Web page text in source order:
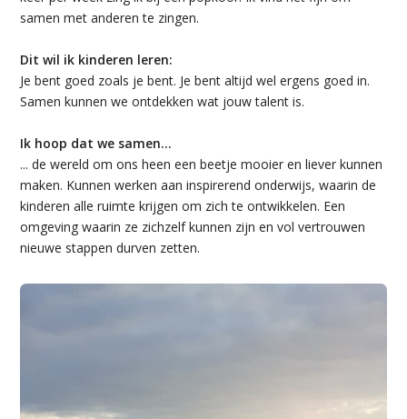
samen met anderen te zingen.
Dit wil ik kinderen leren:
Je bent goed zoals je bent. Je bent altijd wel ergens goed in.
Samen kunnen we ontdekken wat jouw talent is.
Ik hoop dat we samen...
... de wereld om ons heen een beetje mooier en liever kunnen
maken. Kunnen werken aan inspirerend onderwijs, waarin de
kinderen alle ruimte krijgen om zich te ontwikkelen. Een
omgeving waarin ze zichzelf kunnen zijn en vol vertrouwen
nieuwe stappen durven zetten.
ONDERWIJS TRANSFORMEERT
DOCUMENTEN
STICHTINGSPROCES